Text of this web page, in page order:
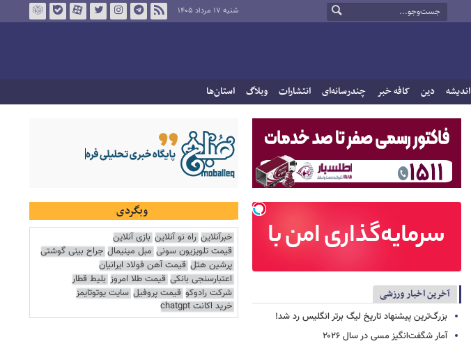
شنبه ۱۷ مرداد ۱۴۰۵
اندیشه دین کافه خبر چندرسانه‌ای انتشارات وبلاگ استان‌ها
آخرین اخبار ورزشی
بزرگ‌ترین پیشنهاد تاریخ لیگ برتر انگلیس رد شد!
آمار شگفت‌انگیز مسی در سال ۲۰۲۶
وبگردی
خبرآنلاین راه نو آنلاین بازی آنلاین
قیمت تلویزیون سونی مبل مینیمال جراح بینی گوشتی
پرشین هتل قیمت آهن فولاد ایرانیان
اعتبارسنجی بانکی قیمت طلا امروز بلیط قطار
شرکت رادوکو قیمت پروفیل سایت یوتوتایمز
خرید اکانت chatgpt